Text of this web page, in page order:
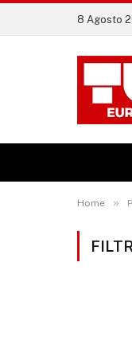
8 Agosto
Home »